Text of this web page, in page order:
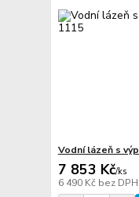
Vodní lázeň s
7 853 Kč/ks
6 490 Kč bez DPH